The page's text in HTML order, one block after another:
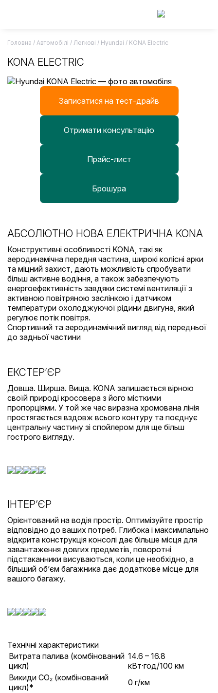
Головна / Автомобілі / Легкові / Hyundai / KONA Electric
KONA ELECTRIC
Записатися на тест-драйв
Отримати консультацію
Прайс-лист
Брошура
АБСОЛЮТНО НОВА ЕЛЕКТРИЧНА KONA
Конструктивні особливості KONA, такі як
аеродинамічна передня частина, широкі колісні арки
та міцний захист, дають можливість спробувати
більш активне водіння, а також забезпечують
енергоефективність завдяки системі вентиляції з
активною повітряною заслінкою і датчиком
температури охолоджуючої рідини двигуна, який
регулює потік повітря.
Спортивний та аеродинамічний вигляд від передньої
до задньої частини
ЕКСТЕР’ЄР
Довша. Ширша. Вища. KONA залишається вірною
своїй природі кросовера з його місткими
пропорціями. У той же час виразна хромована лінія
простягається вздовж всього контуру та поєднує
центральну частину зі спойлером для ще більш
гострого вигляду.
ІНТЕР‘ЄР
Орієнтований на водія простір. Оптимізуйте простір
відповідно до ваших потреб. Глибока і максимлально
відкрита конструкція консолі дає більше місця для
завантаження довгих предметів, поворотні
підстаканники висуваються, коли це необхідно, а
більший об’єм багажника дає додаткове місце для
вашого багажу.
Технічні характеристики
Витрата палива (комбінований
цикл)
14.6 – 16.8
кВт·год/100 км
Викиди CO₂ (комбінований
цикл)*
0 г/км